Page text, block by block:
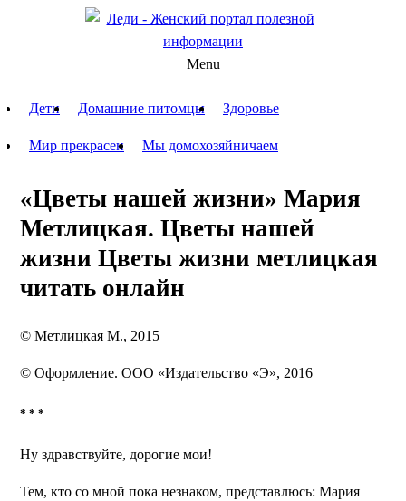
Menu
Дети Домашние питомцы Здоровье
Мир прекрасен Мы домохозяйничаем
«Цветы нашей жизни» Мария
Метлицкая. Цветы нашей
жизни Цветы жизни метлицкая
читать онлайн
© Метлицкая М., 2015
© Оформление. ООО «Издательство «Э», 2016
* * *
Ну здравствуйте, дорогие мои!
Тем, кто со мной пока незнаком, представлюсь: Мария